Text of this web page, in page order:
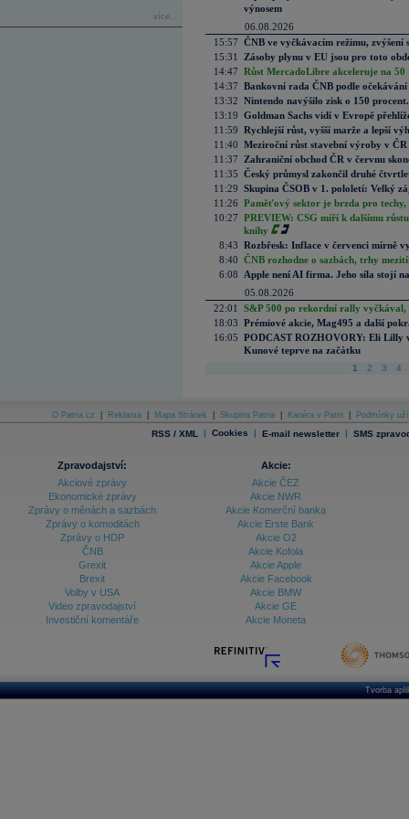
více...
výnosem
06.08.2026
15:57 ČNB ve vyčkávacím režimu, zvýšení
15:31
Zásoby plynu v EU jsou pro toto
14:47 Růst MercadoLibre akceleruje na
14:37 Bankovní rada ČNB podle
13:32 Nintendo navýšilo zisk o 150
13:19 Goldman Sachs vidí v Evropě
11:59 Rychlejší růst, vyšší marže a lepší
11:40 Meziroční růst stavební výroby v
11:37
Zahraniční obchod ČR v červnu
11:35 Český průmysl zakončil druhé
11:29 Skupina ČSOB v 1. pololetí: Velký
11:26 Paměťový sektor je brzda pro techy,
10:27 PREVIEW: CSG míří k dalšímu
knihy
8:43 Rozbřesk: Inflace v červenci mírně
8:40 ČNB rozhodne o sazbách, trhy
6:08
Apple není AI firma. Jeho síla stojí
05.08.2026
22:01
S&P 500 po rekordní rally vyčkával,
18:03 Prémiové akcie, Mag495 a další
16:05 PODCAST ROZHOVORY: Eli Lilly
Kunové teprve na začátku
1 2 3 4
O Patria.cz Reklama Mapa Stránek Skupina Patria Kariéra v Patrii Podmínky
RSS / XML | Cookies | E-mail newsletter | SMS
Zpravodajství:
Akciové zprávy
Ekonomické zprávy
Zprávy o měnách a sazbách
Zprávy o komoditách
Zprávy o HDP
ČNB
Grexit
Brexit
Volby v USA
Video zpravodajství
Investiční komentáře
Akcie:
Akcie ČEZ
Akcie NWR
Akcie Komerční banka
Akcie Erste Bank
Akcie O2
Akcie Kofola
Akcie Apple
Akcie Facebook
Akcie BMW
Akcie GE
Akcie Moneta
Tvorba